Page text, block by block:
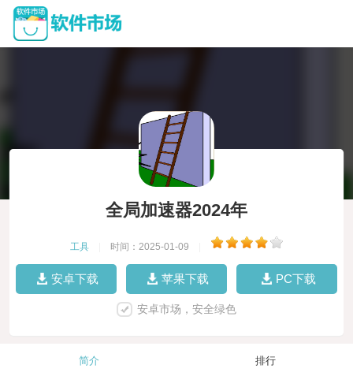
全局加速器2024年
工具 时间：2025-01-09
安卓下载 苹果下载 PC下载
安卓市场，安全绿色
简介 排行